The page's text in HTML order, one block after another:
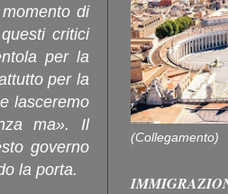
di
critici
per la
per la
lasceremo
ma». Il
governo
la porta.
(Collegamento)